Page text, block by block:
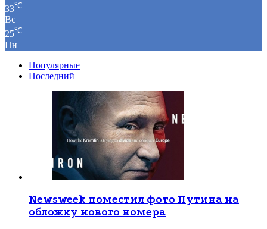
33℃
Вс
25℃
Пн
Популярные
Последний
Newsweek поместил фото Путина на
обложку нового номера